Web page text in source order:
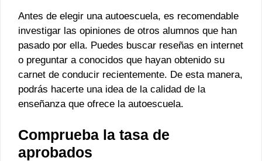
Antes de elegir una autoescuela, es recomendable
investigar las opiniones de otros alumnos que han
pasado por ella. Puedes buscar reseñas en internet
o preguntar a conocidos que hayan obtenido su
carnet de conducir recientemente. De esta manera,
podrás hacerte una idea de la calidad de la
enseñanza que ofrece la autoescuela.
Comprueba la tasa de
aprobados